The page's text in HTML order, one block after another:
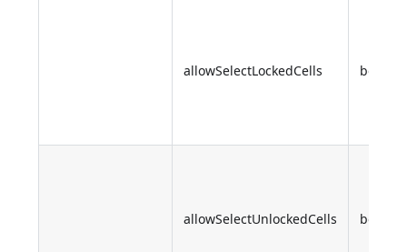
allowSelectLockedCells
allowSelectUnlockedCells